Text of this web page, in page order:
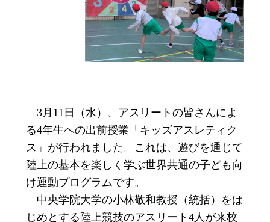
3月11日（水）、アスリートの皆さんによ
る4年生への出前授業「キッズアスレティク
ス」が行われました。これは、遊びを通じて
陸上の基本を楽しく学ぶ世界共通の子ども向
け運動プログラムです。
中央学院大学の小林敬和教授（統括）をは
じめとする陸上競技のアスリート4人が来校